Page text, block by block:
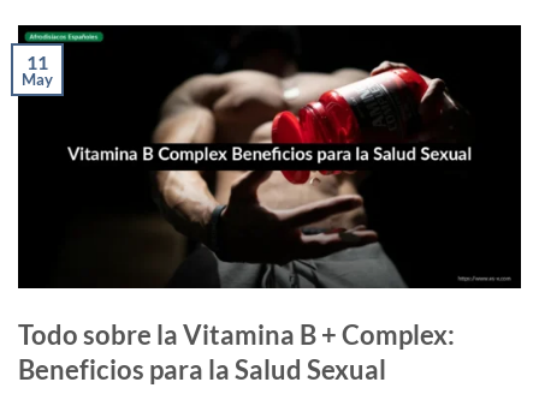
11
May
Todo sobre la Vitamina B + Complex:
Beneficios para la Salud Sexual